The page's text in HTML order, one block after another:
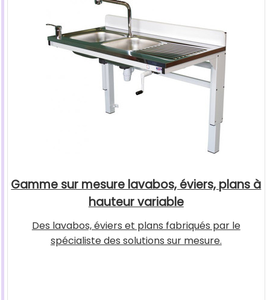
Gamme sur mesure lavabos, éviers, plans à
hauteur variable
Des lavabos, éviers et plans fabriqués par le
spécialiste des solutions sur mesure.